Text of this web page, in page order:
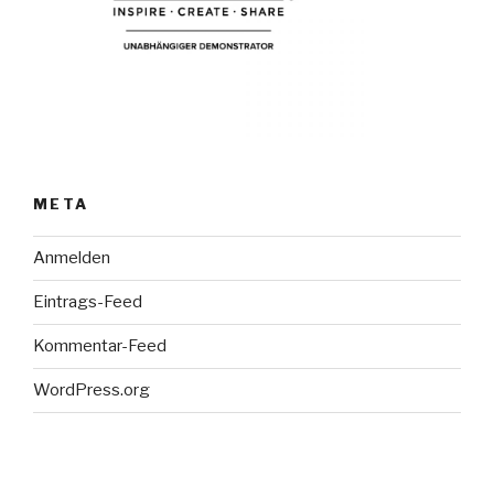
META
Anmelden
Eintrags-Feed
Kommentar-Feed
WordPress.org